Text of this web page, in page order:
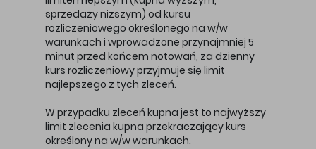
sprzedaży niższym) od kursu
rozliczeniowego określonego na w/w
warunkach i wprowadzone przynajmniej 5
minut przed końcem notowań, za dzienny
kurs rozliczeniowy przyjmuje się limit
najlepszego z tych zleceń.
W przypadku zleceń kupna jest to najwyższy
limit zlecenia kupna przekraczający kurs
określony na w/w warunkach.